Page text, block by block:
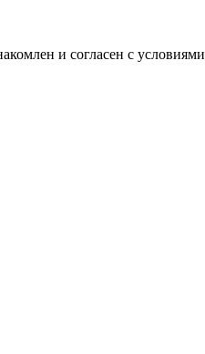
и согласен с условиями